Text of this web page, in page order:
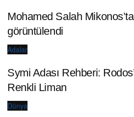
Mohamed Salah
görüntülendi
Adalar
Symi Adası Rehberi:
Renkli Liman
Dünya